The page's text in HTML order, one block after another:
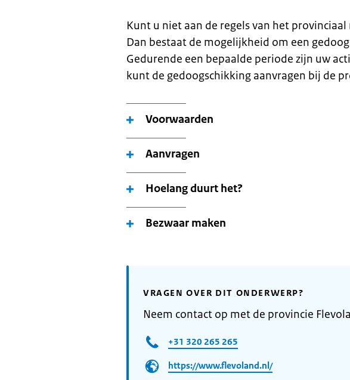
Kunt u niet aan de regels van het
Dan bestaat de mogelijkheid om een
Gedurende een bepaalde periode zijn uw
kunt de gedoogschikking aanvragen bij de
Voorwaarden
Aanvragen
Hoelang duurt het?
Bezwaar maken
VRAGEN OVER DIT ONDERWERP?
Neem contact op met de provincie
+31 320 265 265
https://www.flevoland.nl/